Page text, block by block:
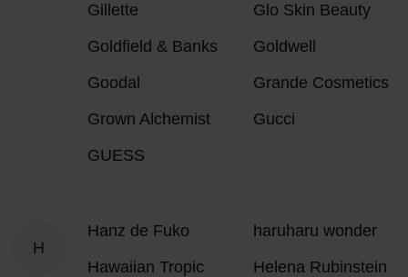
Gillette
Glo Skin Beauty
Goldfield & Banks
Goldwell
Goodal
Grande Cosmetics
Grown Alchemist
Gucci
GUESS
H
Hanz de Fuko
haruharu wonder
Hawaiian Tropic
Helena Rubinstein